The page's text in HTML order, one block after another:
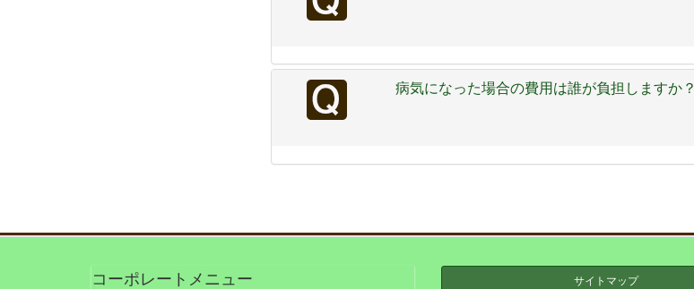
病気になった場合の費用は誰が負担しますか？
コーポレートメニュー サイトマップ